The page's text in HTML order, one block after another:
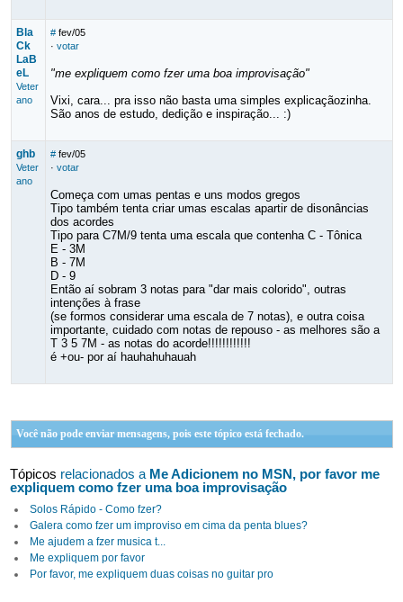
Bla
Ck
LaB
eL
Veter
ano
# fev/05
· votar
"me expliquem como fzer uma boa improvisação"
Vixi, cara... pra isso não basta uma simples explicaçãozinha.
São anos de estudo, dedição e inspiração... :)
ghb
Veter
ano
# fev/05
· votar
Começa com umas pentas e uns modos gregos
Tipo também tenta criar umas escalas apartir de disonâncias
dos acordes
Tipo para C7M/9 tenta uma escala que contenha C - Tônica
E - 3M
B - 7M
D - 9
Então aí sobram 3 notas para "dar mais colorido", outras
intenções à frase
(se formos considerar uma escala de 7 notas), e outra coisa
importante, cuidado com notas de repouso - as melhores são a
T 3 5 7M - as notas do acorde!!!!!!!!!!!!
é +ou- por aí hauhahuhauah
Você não pode enviar mensagens, pois este tópico está fechado.
Tópicos relacionados a Me Adicionem no MSN, por favor me
expliquem como fzer uma boa improvisação
Solos Rápido - Como fzer?
Galera como fzer um improviso em cima da penta blues?
Me ajudem a fzer musica t...
Me expliquem por favor
Por favor, me expliquem duas coisas no guitar pro